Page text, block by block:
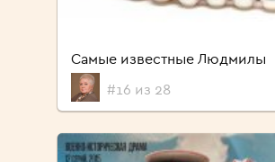
Самые известные Людмилы
#16 из 28